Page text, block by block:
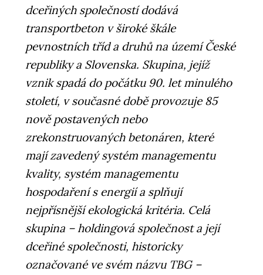
dceřiných společností dodává
transportbeton v široké škále
pevnostních tříd a druhů na území České
republiky a Slovenska. Skupina, jejíž
vznik spadá do počátku 90. let minulého
století, v současné době provozuje 85
nově postavených nebo
zrekonstruovaných betonáren, které
mají zavedený systém managementu
kvality, systém managementu
hospodaření s energií a splňují
nejpřísnější ekologická kritéria. Celá
skupina – holdingová společnost a její
dceřiné společnosti, historicky
označované ve svém názvu TBG –